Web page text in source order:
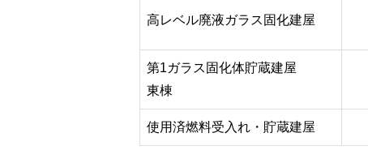
高レベル廃液ガラス固化建屋
第1ガラス固化体貯蔵建屋
東棟
使用済燃料受入れ・貯蔵建屋